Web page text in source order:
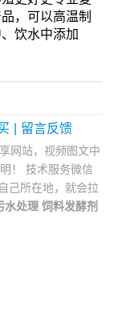
，可以高温制
饮水中添加
留言反馈
网站，视频图文中
！ 技术服务微信
己所在地，就会拉
水处理 饲料发酵剂